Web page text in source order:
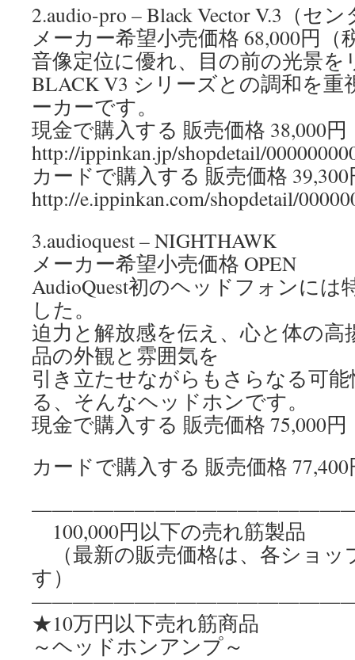
2.audio-pro – Black Vector V.3（セ
メーカー希望小売価格 68,000円（
音像定位に優れ、目の前の光景
BLACK V3 シリーズとの調和を
ーカーです。
現金で購入する 販売価格 38,000円
http://ippinkan.jp/shopdetail/
カードで購入する 販売価格
http://e.ippinkan.com/shopdetail/
3.audioquest – NIGHTHAWK
メーカー希望小売価格 OPEN
AudioQuest初のヘッドフォンには
した。
迫力と解放感を伝え、心と体の高
品の外観と雰囲気を
引き立たせながらもさらなる可
る、そんなヘッドホンです。
現金で購入する 販売価格 75,000円
カードで購入する 販売価格
100,000円以下の売れ筋製品
（最新の販売価格は、各ショッ
す）
★10万円以下売れ筋商品
～ヘッドホンアンプ～